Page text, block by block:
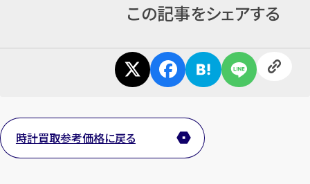
この記事をシェアする
時計買取参考価格に戻る